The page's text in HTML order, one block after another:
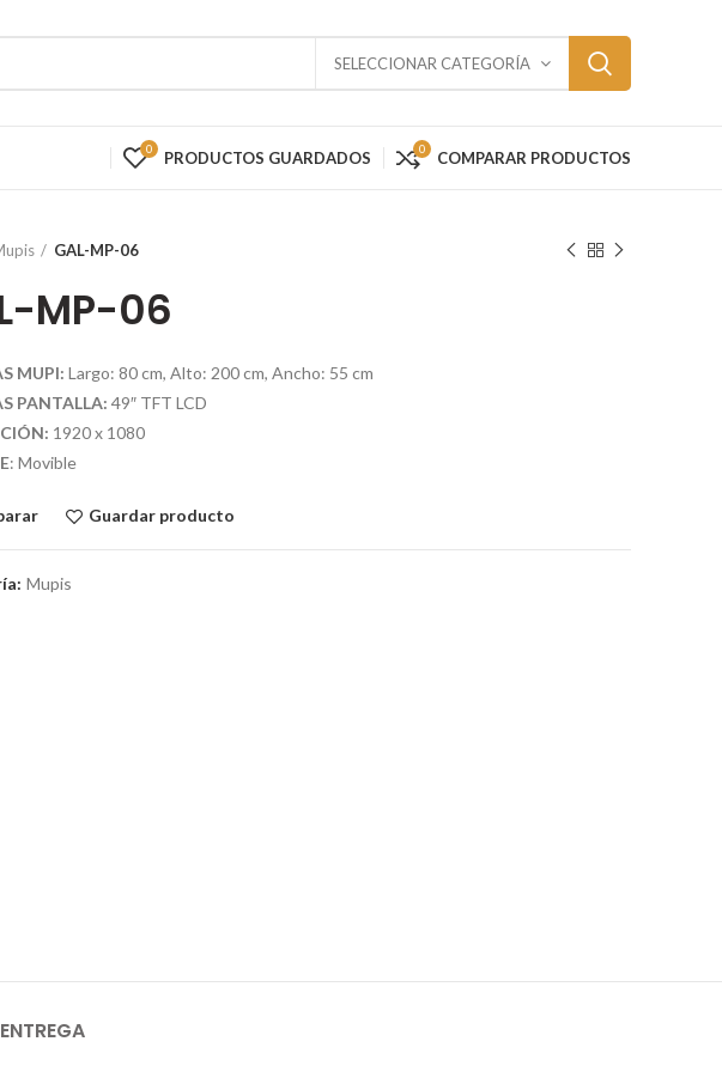
SELECCIONAR CATEGORÍA
0 PRODUCTOS GUARDADOS 0 COMPARAR PRODUCTOS
GAL-MP-06
MP-06
MUPI: Largo: 80 cm, Alto: 200 cm, Ancho: 55 cm
PANTALLA: 49″ TFT LCD
1920 x 1080
: Movible
Guardar producto
Mupis